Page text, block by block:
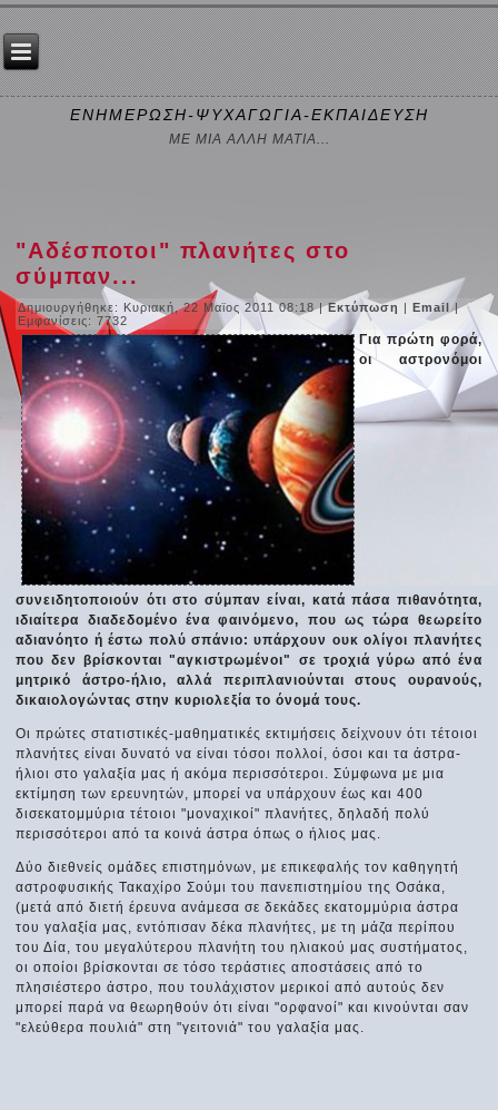
ΕΝΗΜΕΡΩΣΗ-ΨΥΧΑΓΩΓΙΑ-ΕΚΠΑΙΔΕΥΣΗ
ΜΕ ΜΙΑ ΑΛΛΗ ΜΑΤΙΑ...
"Αδέσποτοι" πλανήτες στο
σύμπαν...
Δημιουργήθηκε: Κυριακή, 22 Μαϊος 2011 08:18|Εκτύπωση |Email|
Εμφανίσεις: 7732
Για πρώτη φορά,
οι αστρονόμοι
συνειδητοποιούν ότι στο σύμπαν είναι, κατά πάσα πιθανότητα,
ιδιαίτερα διαδεδομένο ένα φαινόμενο, που ως τώρα θεωρείτο
αδιανόητο ή έστω πολύ σπάνιο: υπάρχουν ουκ ολίγοι πλανήτες
που δεν βρίσκονται "αγκιστρωμένοι" σε τροχιά γύρω από ένα
μητρικό άστρο-ήλιο, αλλά περιπλανιούνται στους ουρανούς,
δικαιολογώντας στην κυριολεξία το όνομά τους.
Οι πρώτες στατιστικές-μαθηματικές εκτιμήσεις δείχνουν ότι τέτοιοι
πλανήτες είναι δυνατό να είναι τόσοι πολλοί, όσοι και τα άστρα-
ήλιοι στο γαλαξία μας ή ακόμα περισσότεροι. Σύμφωνα με μια
εκτίμηση των ερευνητών, μπορεί να υπάρχουν έως και 400
δισεκατομμύρια τέτοιοι "μοναχικοί" πλανήτες, δηλαδή πολύ
περισσότεροι από τα κοινά άστρα όπως ο ήλιος μας.
Δύο διεθνείς ομάδες επιστημόνων, με επικεφαλής τον καθηγητή
αστροφυσικής Τακαχίρο Σούμι του πανεπιστημίου της Οσάκα,
(μετά από διετή έρευνα ανάμεσα σε δεκάδες εκατομμύρια άστρα
του γαλαξία μας, εντόπισαν δέκα πλανήτες, με τη μάζα περίπου
του Δία, του μεγαλύτερου πλανήτη του ηλιακού μας συστήματος,
οι οποίοι βρίσκονται σε τόσο τεράστιες αποστάσεις από το
πλησιέστερο άστρο, που τουλάχιστον μερικοί από αυτούς δεν
μπορεί παρά να θεωρηθούν ότι είναι "ορφανοί" και κινούνται σαν
"ελεύθερα πουλιά" στη "γειτονιά" του γαλαξία μας.